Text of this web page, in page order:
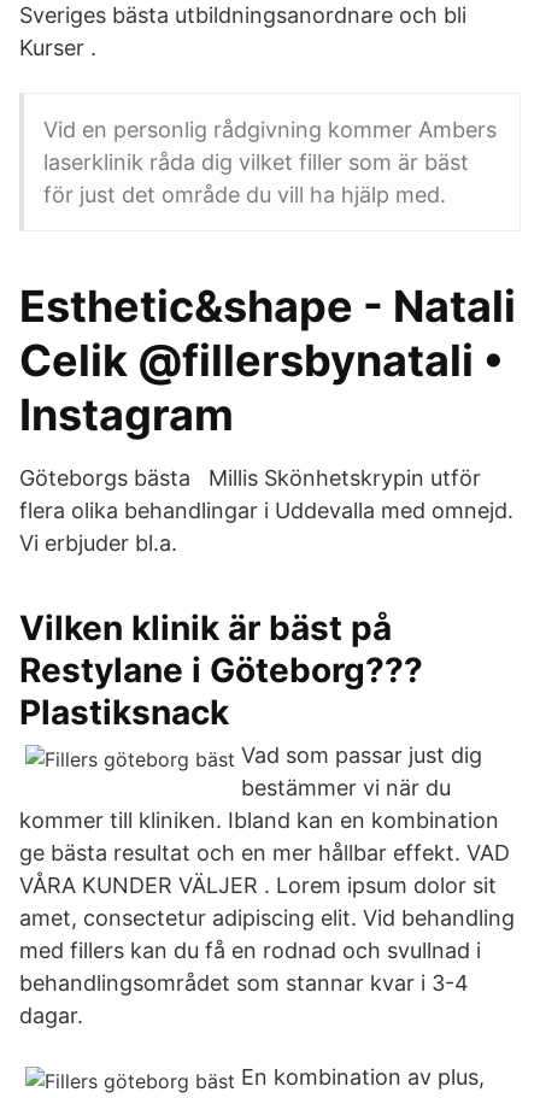
Sveriges bästa utbildningsanordnare och bli
Kurser .
Vid en personlig rådgivning kommer Ambers
laserklinik råda dig vilket filler som är bäst
för just det område du vill ha hjälp med.
Esthetic&shape - Natali
Celik @fillersbynatali •
Instagram
Göteborgs bästa Millis Skönhetskrypin utför
flera olika behandlingar i Uddevalla med omnejd.
Vi erbjuder bl.a.
Vilken klinik är bäst på
Restylane i Göteborg???
Plastiksnack
Vad som passar just dig
bestämmer vi när du
kommer till kliniken. Ibland kan en kombination
ge bästa resultat och en mer hållbar effekt. VAD
VÅRA KUNDER VÄLJER . Lorem ipsum dolor sit
amet, consectetur adipiscing elit. Vid behandling
med fillers kan du få en rodnad och svullnad i
behandlingsområdet som stannar kvar i 3-4
dagar.
En kombination av plus,